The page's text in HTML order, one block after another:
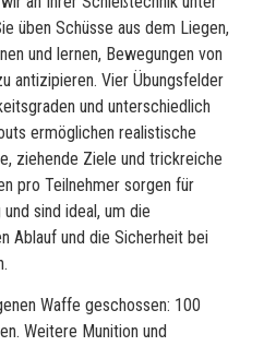
üben Schüsse aus dem Liegen,
und lernen, Bewegungen von
antizipieren. Vier Übungsfelder
und unterschiedlich
ermöglichen realistische
ziehende Ziele und trickreiche
pro Teilnehmer sorgen für
sind ideal, um die
Ablauf und die Sicherheit bei
Waffe geschossen: 100
Weitere Munition und